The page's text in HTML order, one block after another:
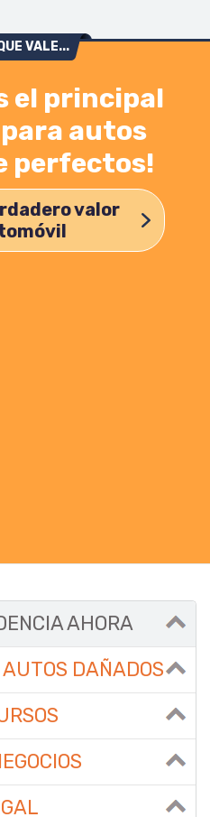
VALE...
el principal
autos
perfectos!
valor
AHORA
DAÑADOS